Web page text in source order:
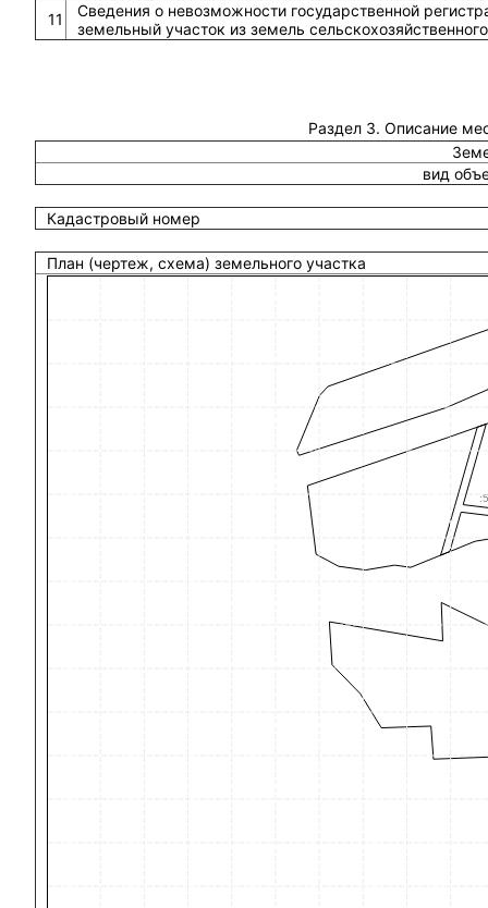
11
Сведения о невозможности государственной
земельный участок из земель
Раздел 3. Описание
вид
Кадастровый номер
План (чертеж, схема) земельного участка